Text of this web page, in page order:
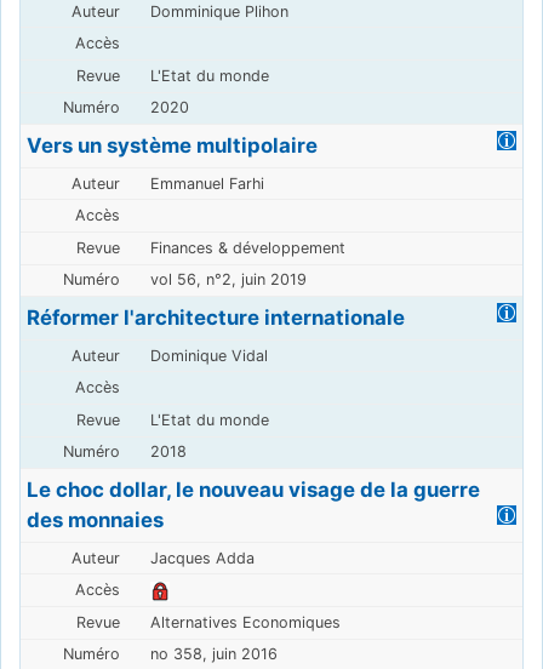
Domminique Plihon
L'Etat du monde
2020
Vers un système multipolaire
Emmanuel Farhi
Finances & développement
vol 56, n°2, juin 2019
Réformer l'architecture internationale
Dominique Vidal
L'Etat du monde
2018
Le choc dollar, le nouveau visage de la guerre
des monnaies
Jacques Adda
Alternatives Economiques
no 358, juin 2016